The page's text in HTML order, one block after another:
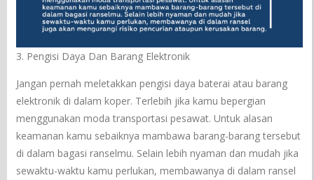
3. Pengisi Daya Dan Barang Elektronik
Jangan pernah meletakkan pengisi daya baterai atau barang
elektronik di dalam koper. Terlebih jika kamu bepergian
menggunakan moda transportasi pesawat. Untuk alasan
keamanan kamu sebaiknya mambawa barang-barang tersebut
di dalam bagasi ranselmu. Selain lebih nyaman dan mudah jika
sewaktu-waktu kamu perlukan, membawanya di dalam ransel